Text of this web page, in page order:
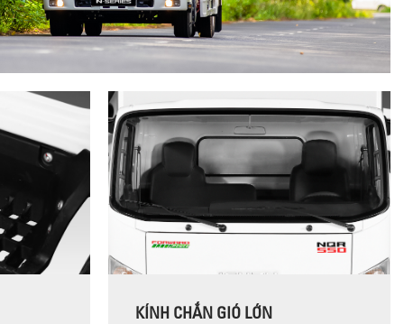
KÍNH CHẮN GIÓ LỚN